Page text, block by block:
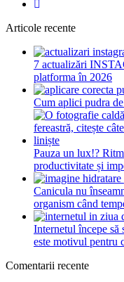
Articole recente
7 actualizări
platforma în 2026
Cum aplici pudra
Pauza un lux!?
productivitate și
Canicula nu
organism când
Internetul începe să
este motivul pentru
Comentarii recente